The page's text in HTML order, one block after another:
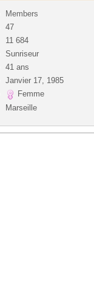
Members
47
11 684
Sunriseur
41 ans
Janvier 17, 1985
Femme
Marseille